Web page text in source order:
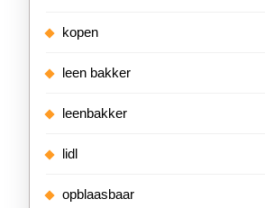
kopen
leen bakker
leenbakker
lidl
opblaasbaar